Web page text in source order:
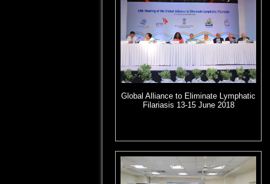
Global Alliance to Eliminate Lymphatic
Filariasis 13-15 June 2018